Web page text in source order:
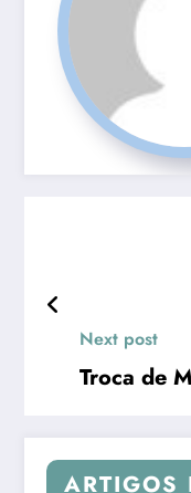
Next post
Troca de
ARTIGOS